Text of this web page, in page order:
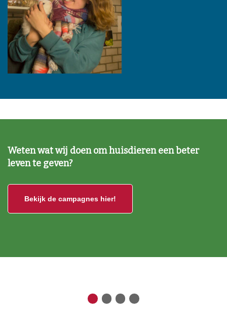
Weten wat wij doen om huisdieren een beter
leven te geven?
Bekijk de campagnes hier!